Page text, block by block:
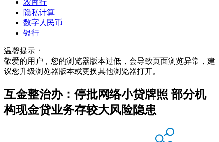
农商行
隐私计算
数字人民币
银行
温馨提示：
敬爱的用户，您的浏览器版本过低，会导致页面浏览异常，建
议您升级浏览器版本或更换其他浏览器打开。
互金整治办：停批网络小贷牌照 部分机
构现金贷业务存较大风险隐患